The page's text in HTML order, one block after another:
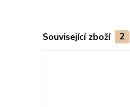
Související zboží 2